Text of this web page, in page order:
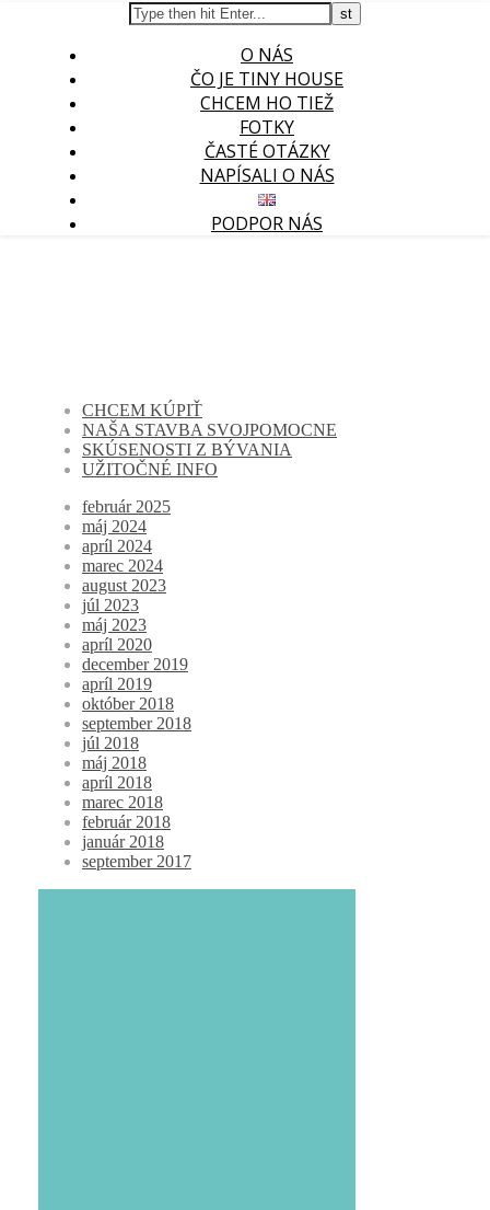
O NÁS
ČO JE TINY HOUSE
CHCEM HO TIEŽ
FOTKY
ČASTÉ OTÁZKY
NAPÍSALI O NÁS
PODPOR NÁS
CHCEM KÚPIŤ
NAŠA STAVBA SVOJPOMOCNE
SKÚSENOSTI Z BÝVANIA
UŽITOČNÉ INFO
február 2025
máj 2024
apríl 2024
marec 2024
august 2023
júl 2023
máj 2023
apríl 2020
december 2019
apríl 2019
október 2018
september 2018
júl 2018
máj 2018
apríl 2018
marec 2018
február 2018
január 2018
september 2017